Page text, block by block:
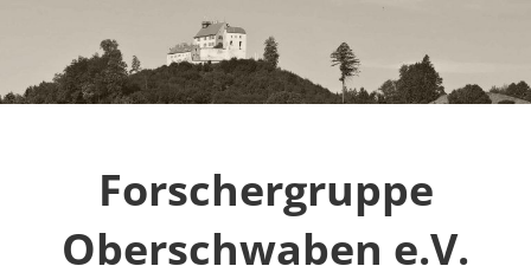
springen
Forschergruppe
Oberschwaben e.V.